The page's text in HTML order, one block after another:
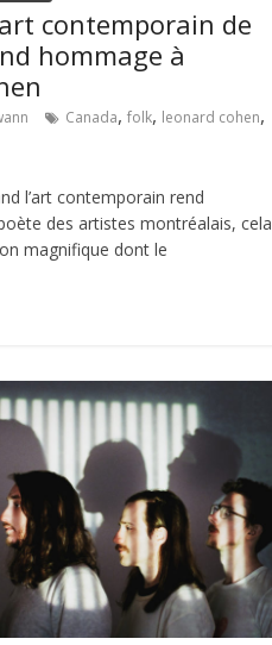
contemporain de
hommage à
Canada,folk, leonard cohen,
l’art contemporain rend
des artistes montréalais, cela
magnifique dont le